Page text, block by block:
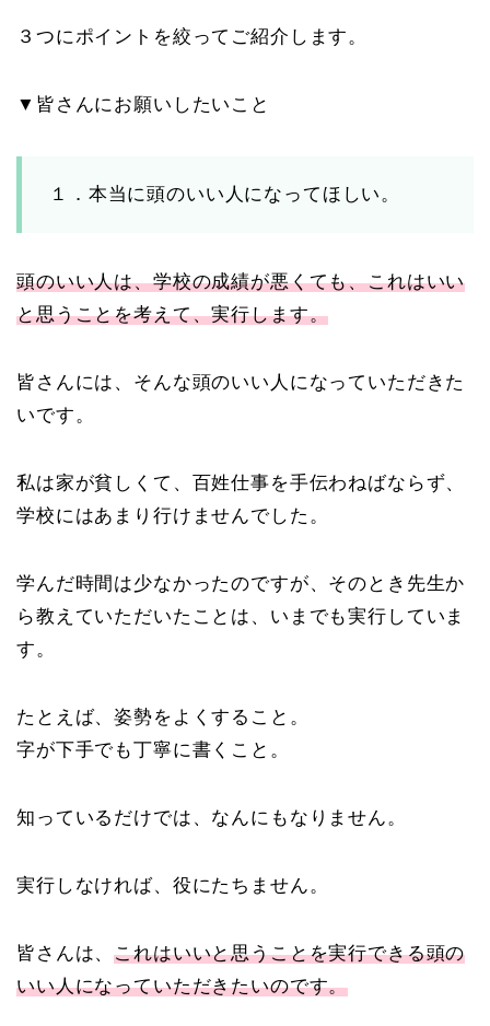
３つにポイントを絞ってご紹介します。
▼皆さんにお願いしたいこと
１．本当に頭のいい人になってほしい。
頭のいい人は、学校の成績が悪くても、これはいい
と思うことを考えて、実行します。
皆さんには、そんな頭のいい人になっていただきた
いです。
私は家が貧しくて、百姓仕事を手伝わねばならず、
学校にはあまり行けませんでした。
学んだ時間は少なかったのですが、そのとき先生か
ら教えていただいたことは、いまでも実行していま
す。
たとえば、姿勢をよくすること。
字が下手でも丁寧に書くこと。
知っているだけでは、なんにもなりません。
実行しなければ、役にたちません。
皆さんは、これはいいと思うことを実行できる頭の
いい人になっていただきたいのです。